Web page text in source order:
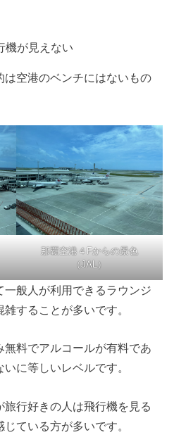
機が見えない
空港のベンチにはないもの
那覇空港４Fからの景色
（JAL）
般人が利用できるラウンジ
することが多いです。
料でアルコールが有料であ
に等しいレベルです。
旅行好きの人は飛行機を見る
ている方が多いです。